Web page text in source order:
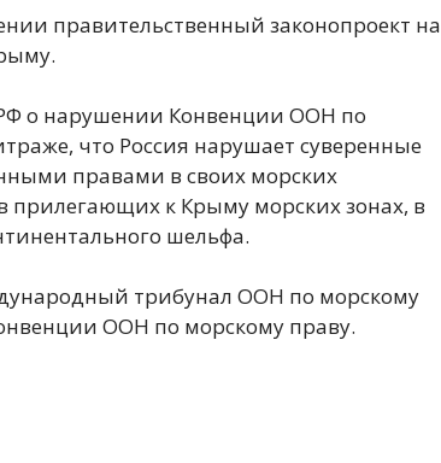
правительственный законопроект на
о нарушении Конвенции ООН по
что Россия нарушает суверенные
правами в своих морских
прилегающих к Крыму морских зонах, в
шельфа.
трибунал ООН по морскому
ООН по морскому праву.